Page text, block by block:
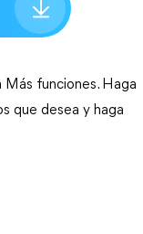
Más funciones. Haga
que desea y haga